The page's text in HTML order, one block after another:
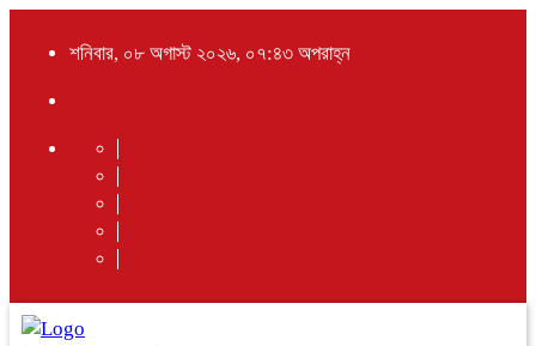
শনিবার, ০৮ অগাস্ট ২০২৬, ০৭:৪৩ অপরাহ্ন